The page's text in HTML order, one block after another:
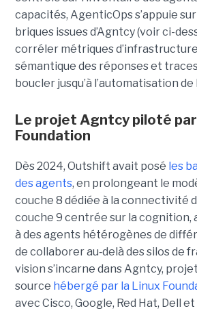
capacités, AgenticOps s’appuie
briques issues d’Agntcy (voir ci-
corréler métriques
sémantique des réponses et
boucler jusqu’à l’automatisation
Le projet Agntcy piloté
Foundation
Dès 2024, Outshift avait posé les
des agents, en prolongeant le
couche 8 dédiée à la connectivité
couche 9 centrée sur la cognition,
à des agents hétérogènes de
de collaborer au‑delà des silos de
vision s’incarne dans Agntcy,
source hébergé par la Linux
avec Cisco, Google, Red Hat, Dell